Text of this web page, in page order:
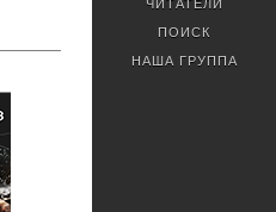
ЧИТАТЕЛИ
ПОИСК
НАША ГРУППА